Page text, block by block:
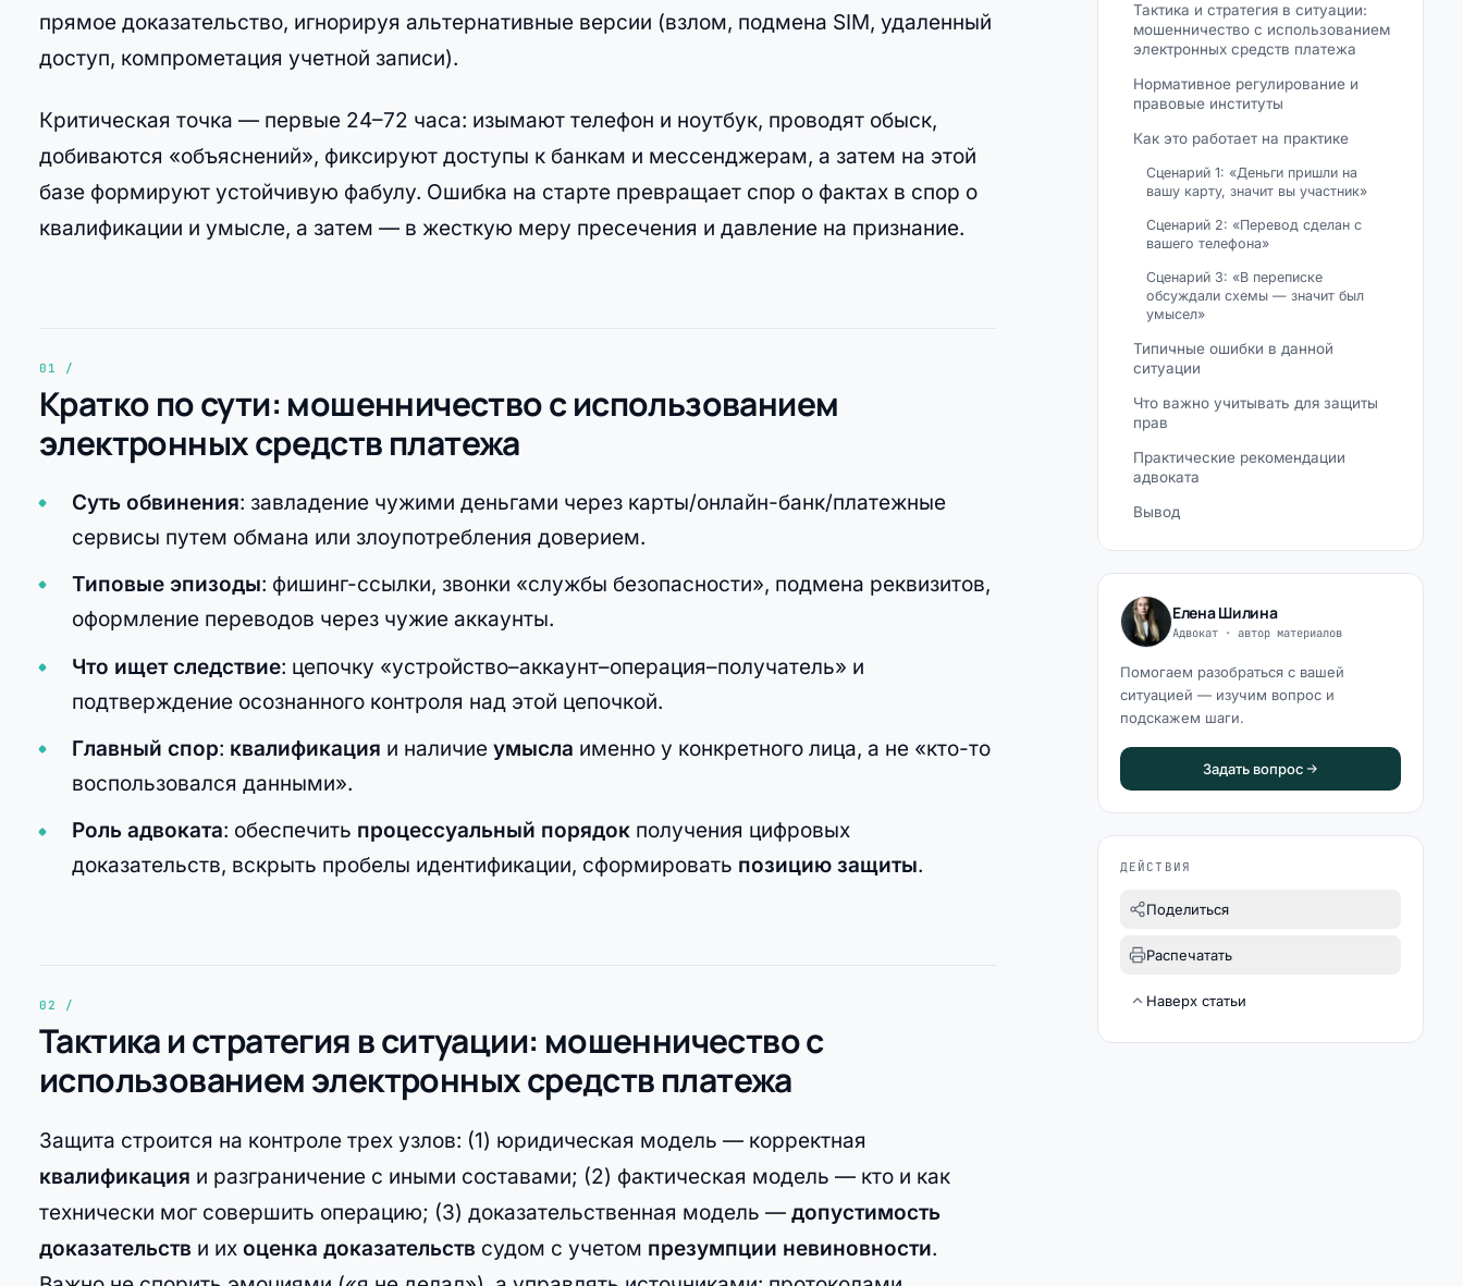
прямое доказательство, игнорируя альтернативные версии (взлом, подмена SIM, удаленный
доступ, компрометация учетной записи).
Критическая точка — первые 24–72 часа: изымают телефон и ноутбук, проводят обыск,
добиваются «объяснений», фиксируют доступы к банкам и мессенджерам, а затем на этой
базе формируют устойчивую фабулу. Ошибка на старте превращает спор о фактах в спор о
квалификации и умысле, а затем — в жесткую меру пресечения и давление на признание.
Кратко по сути: мошенничество с использованием
электронных средств платежа
Суть обвинения: завладение чужими деньгами через карты/онлайн-банк/платежные
сервисы путем обмана или злоупотребления доверием.
Типовые эпизоды: фишинг-ссылки, звонки «службы безопасности», подмена реквизитов,
оформление переводов через чужие аккаунты.
Что ищет следствие: цепочку «устройство–аккаунт–операция–получатель» и
подтверждение осознанного контроля над этой цепочкой.
Главный спор: квалификация и наличиеумысла именно у конкретного лица, а не «кто-то
воспользовался данными».
Роль адвоката: обеспечить процессуальный порядок получения цифровых
доказательств, вскрыть пробелы идентификации, сформировать позицию защиты.
Тактика и стратегия в ситуации: мошенничество с
использованием электронных средств платежа
Защита строится на контроле трех узлов: (1) юридическая модель — корректная
квалификация и разграничение с иными составами; (2) фактическая модель — кто и как
технически мог совершить операцию; (3) доказательственная модель — допустимость
доказательств и их оценка доказательств судом с учетом презумпции невиновности.
Тактика и стратегия в ситуации:
мошенничество с использованием
электронных средств платежа
Нормативное регулирование и
правовые институты
Как это работает на практике
Сценарий 1: «Деньги пришли на
вашу карту, значит вы участник»
Сценарий 2: «Перевод сделан с
вашего телефона»
Сценарий 3: «В переписке
обсуждали схемы — значит был
умысел»
Типичные ошибки в данной
ситуации
Что важно учитывать для защиты
прав
Практические рекомендации
адвоката
Вывод
Елена Шилина
Адвокат · автор материалов
Помогаем разобраться с вашей
ситуацией — изучим вопрос и
подскажем шаги.
Задать вопрос
ДЕЙСТВИЯ
Поделиться
Распечатать
Наверх статьи